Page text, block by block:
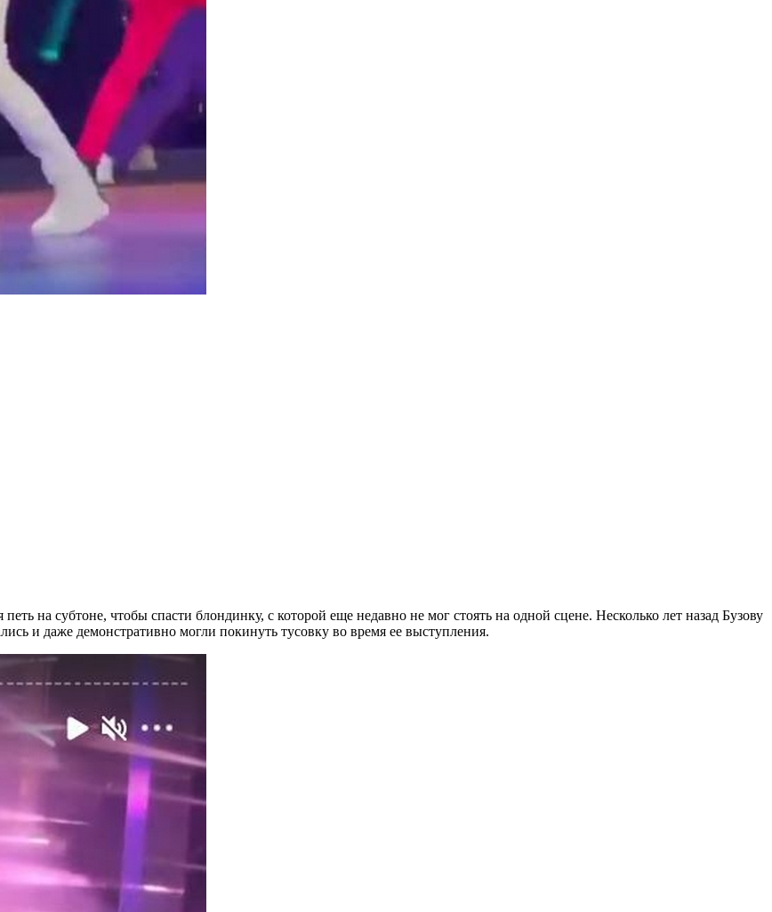
на субтоне, чтобы спасти блондинку, с которой еще недавно не мог стоять на одной сцене. Несколько лет назад Бузову
и даже демонстративно могли покинуть тусовку во время ее выступления.